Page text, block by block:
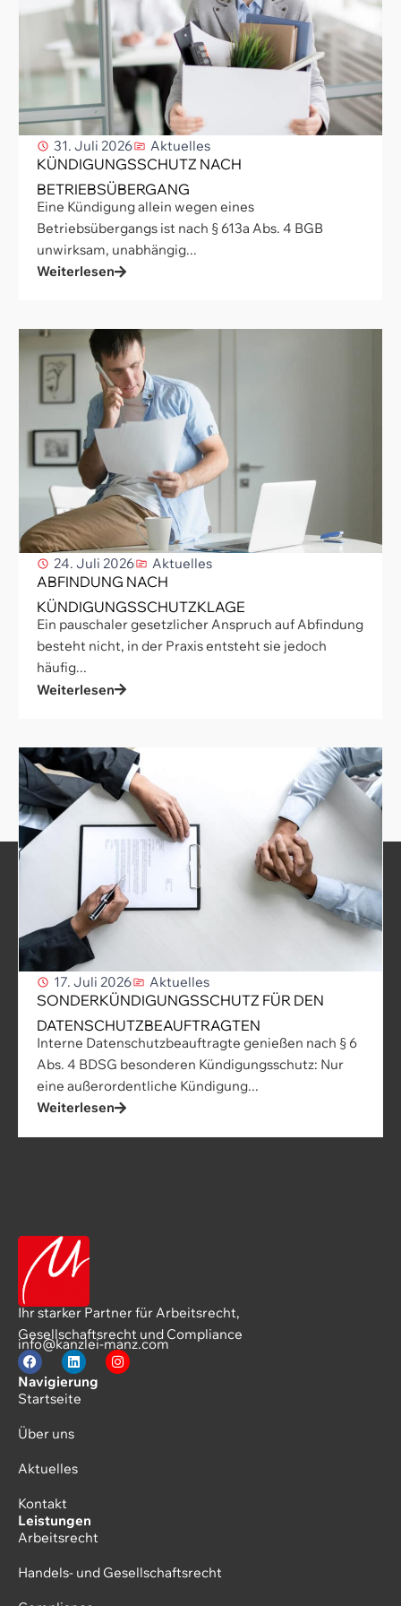
31. Juli 2026 Aktuelles
KÜNDIGUNGSSCHUTZ NACH
BETRIEBSÜBERGANG
Eine Kündigung allein wegen eines
Betriebsübergangs ist nach § 613a Abs. 4 BGB
unwirksam, unabhängig...
Weiterlesen
24. Juli 2026 Aktuelles
ABFINDUNG NACH
KÜNDIGUNGSSCHUTZKLAGE
Ein pauschaler gesetzlicher Anspruch auf Abfindung
besteht nicht, in der Praxis entsteht sie jedoch
häufig...
Weiterlesen
17. Juli 2026 Aktuelles
SONDERKÜNDIGUNGSSCHUTZ FÜR DEN
DATENSCHUTZBEAUFTRAGTEN
Interne Datenschutzbeauftragte genießen nach § 6
Abs. 4 BDSG besonderen Kündigungsschutz: Nur
eine außerordentliche Kündigung...
Weiterlesen
Ihr starker Partner für Arbeitsrecht,
Gesellschaftsrecht und Compliance
info@kanzlei-manz.com
Navigierung
Startseite
Über uns
Aktuelles
Kontakt
Leistungen
Arbeitsrecht
Handels- und Gesellschaftsrecht